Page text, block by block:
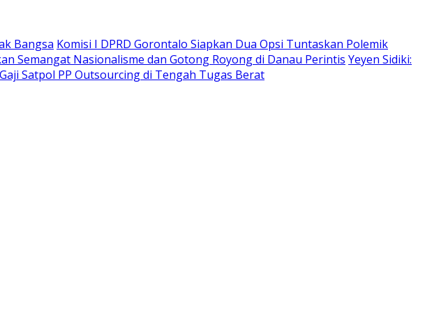
Bangsa Komisi I DPRD Gorontalo Siapkan Dua Opsi Tuntaskan Polemik
Semangat Nasionalisme dan Gotong Royong di Danau Perintis Yeyen Sidiki:
Satpol PP Outsourcing di Tengah Tugas Berat